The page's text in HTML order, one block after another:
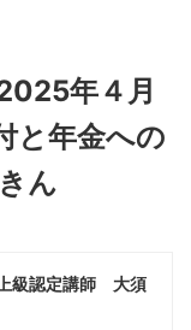
年４月
と年金への
ん
級認定講師 大須